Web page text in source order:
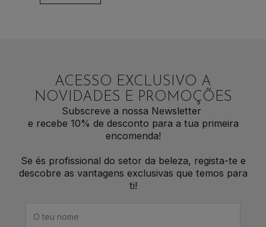
ACESSO EXCLUSIVO A
NOVIDADES E PROMOÇÕES
Subscreve a nossa Newsletter
e recebe 10% de desconto para a tua primeira
encomenda!
Se és profissional do setor da beleza, regista-te e
descobre as vantagens exclusivas que temos para
ti!